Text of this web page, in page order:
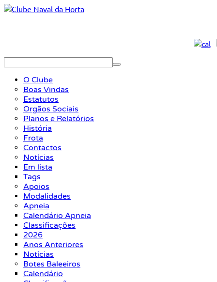
O Clube
Boas Vindas
Estatutos
Orgãos Sociais
Planos e Relatórios
História
Frota
Contactos
Notícias
Em lista
Tags
Apoios
Modalidades
Apneia
Calendário Apneia
Classificações
2026
Anos Anteriores
Notícias
Botes Baleeiros
Calendário